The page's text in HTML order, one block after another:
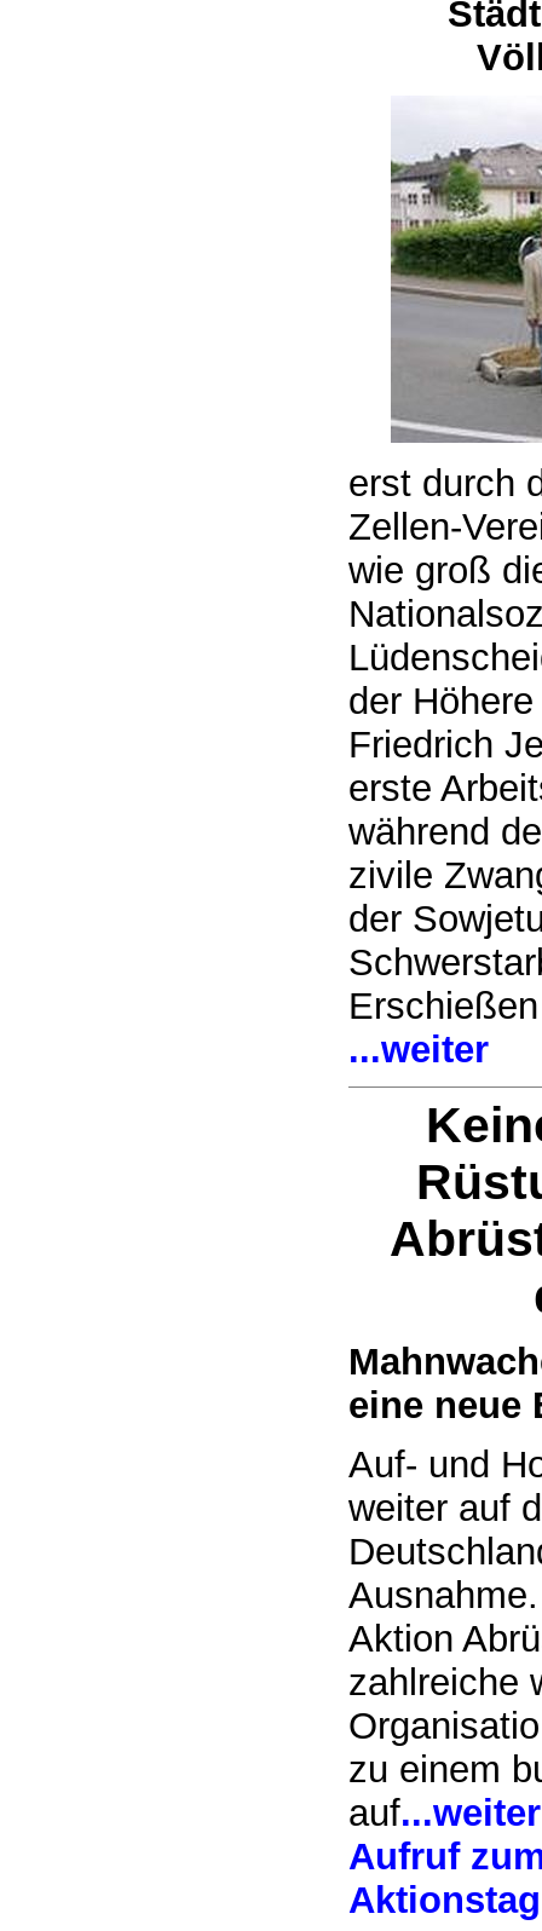
erst durch
Zellen-
wie groß
der
Friedrich
erste
während
zivile
der
...weiter
eine neue
Auf- und
weiter auf
Aktion
zahlreiche
zu einem
auf...weiter
Aufruf
Aktionstag